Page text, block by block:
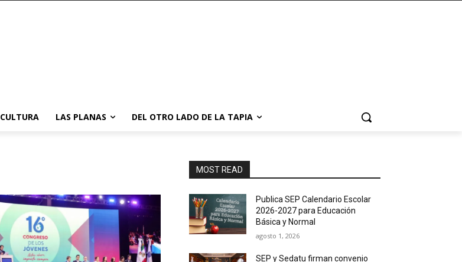
CULTURA LAS PLANAS DEL OTRO LADO DE LA TAPIA
MOST READ
Publica SEP Calendario Escolar
2026-2027 para Educación
Básica y Normal
agosto 1, 2026
SEP y Sedatu firman convenio